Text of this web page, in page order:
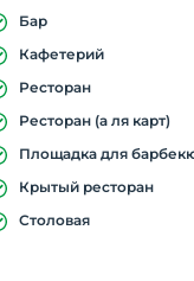
Бар
Кафетерий
Ресторан
Ресторан (а ля карт)
Площадка для
Крытый ресторан
Столовая